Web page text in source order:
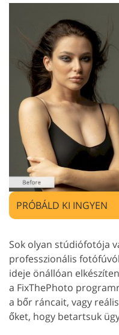
PRÓBÁLD KI INGYEN
Sok olyan stúdiófotója
professzionális
ideje önállóan
a FixThePhoto
a bőr ráncait, vagy
őket, hogy betartsuk